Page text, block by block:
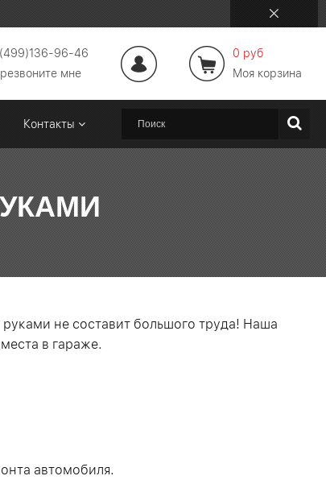
96-46
мне
0 руб
Моя корзина
Контакты
не составит большого труда! Наша
в гараже.
автомобиля.